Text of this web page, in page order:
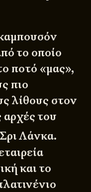
το οποίο
ποτό «μας»,
πιο
λίθους στον
αρχές του
Λάνκα.
και το